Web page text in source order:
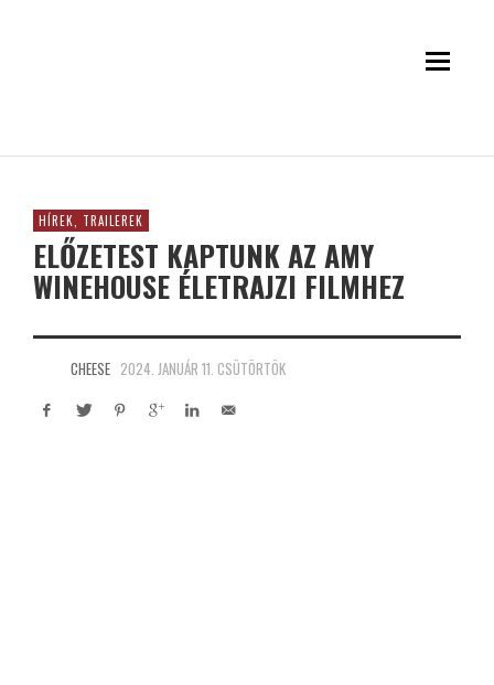
HÍREK, TRAILEREK
ELŐZETEST KAPTUNK AZ AMY
WINEHOUSE ÉLETRAJZI FILMHEZ
CHEESE 2024. JANUÁR 11. CSÜTÖRTÖK